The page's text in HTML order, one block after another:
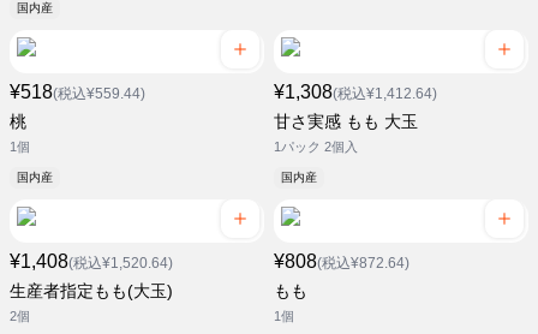
国内産
¥518(税込¥559.44)
桃
1個
国内産
¥1,308(税込¥1,412.64)
甘さ実感 もも 大玉
1パック 2個入
国内産
¥1,408(税込¥1,520.64)
生産者指定もも(大玉)
2個
¥808(税込¥872.64)
もも
1個